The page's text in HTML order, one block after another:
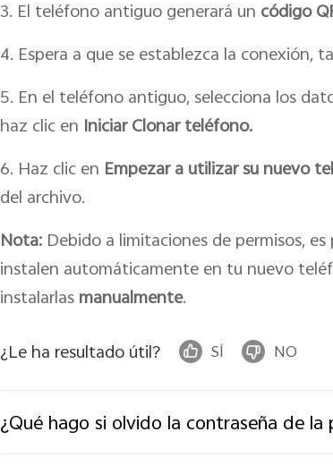
3. El teléfono antiguo generará un código
4. Espera a que se establezca la conexión,
5. En el teléfono antiguo, selecciona los
haz clic en Iniciar Clonar teléfono.
6. Haz clic en Empezar a utilizar su nuevo
del archivo.
Nota: Debido a limitaciones de permisos,
instalen automáticamente en tu nuevo
instalarlas manualmente.
¿Le ha resultado útil? SÍ NO
¿Qué hago si olvido la contraseña de la